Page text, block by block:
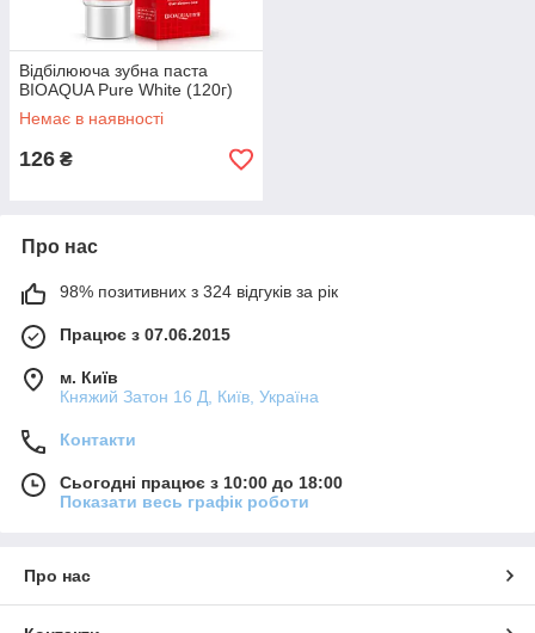
Відбілююча зубна паста
BIOAQUA Pure White (120г)
Немає в наявності
126 ₴
Про нас
98% позитивних з 324 відгуків за рік
Працює з 07.06.2015
м. Київ
Княжий Затон 16 Д, Київ, Україна
Контакти
Сьогодні працює з 10:00 до 18:00
Показати весь графік роботи
Про нас